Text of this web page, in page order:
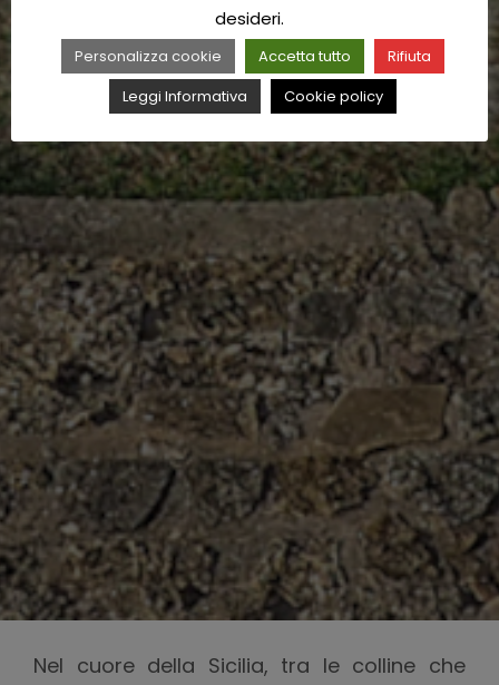
Nel cuore della Sicilia, tra le colline che
desideri.
Personalizza cookie Accetta tutto
Rifiuta
Leggi Informativa
Cookie policy